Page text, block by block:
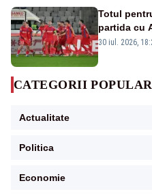
Totul
partida cu
30 iul. 2026,
CATEGORII
Actualitate
Politica
Economie